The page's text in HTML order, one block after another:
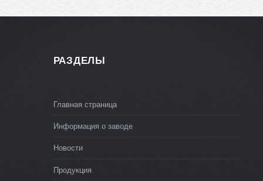
РАЗДЕЛЫ
Главная страница
Информация о заводе
Новости
Продукция